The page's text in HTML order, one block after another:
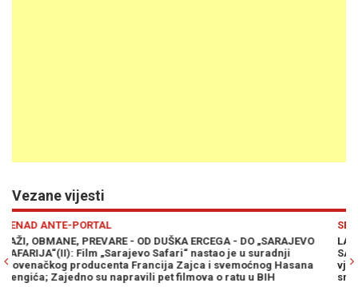
Vezane vijesti
SENAD ANTE-PORTAL
LAŽI, OBMANE, PREVARE - OD DUŠKA ERCEGA - DO
SAFARIJA“: Priča o italijanskim snajperistima u lovu na
vjerovatna je kao davno svjedočenje o Srebreničanima u
srbijanskim zatvorima!